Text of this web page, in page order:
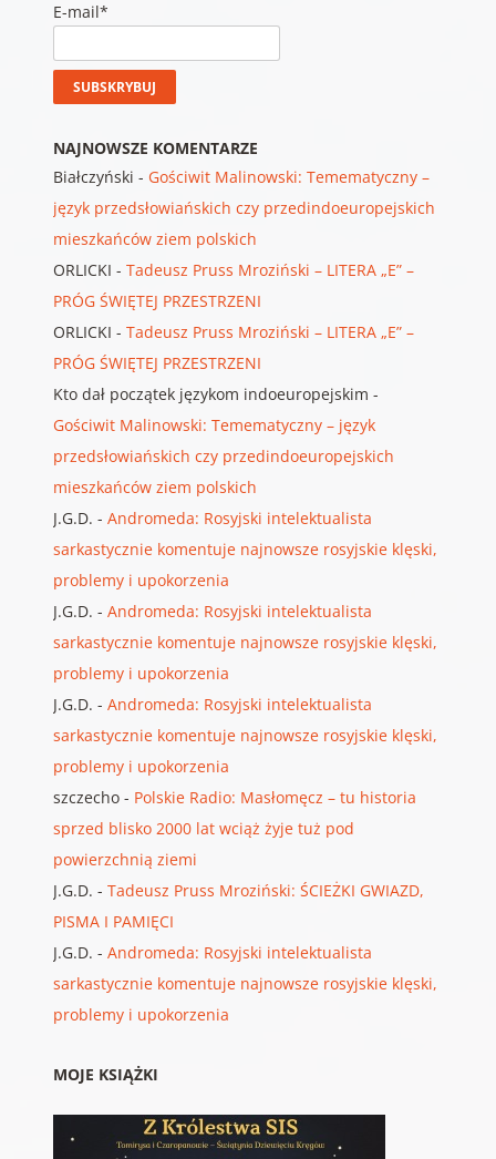
E-mail*
NAJNOWSZE KOMENTARZE
Białczyński - Gościwit Malinowski: Temematyczny –
język przedsłowiańskich czy przedindoeuropejskich
mieszkańców ziem polskich
ORLICKI - Tadeusz Pruss Mroziński – LITERA „E” –
PRÓG ŚWIĘTEJ PRZESTRZENI
ORLICKI - Tadeusz Pruss Mroziński – LITERA „E” –
PRÓG ŚWIĘTEJ PRZESTRZENI
Kto dał początek językom indoeuropejskim -
Gościwit Malinowski: Temematyczny – język
przedsłowiańskich czy przedindoeuropejskich
mieszkańców ziem polskich
J.G.D. - Andromeda: Rosyjski intelektualista
sarkastycznie komentuje najnowsze rosyjskie klęski,
problemy i upokorzenia
J.G.D. - Andromeda: Rosyjski intelektualista
sarkastycznie komentuje najnowsze rosyjskie klęski,
problemy i upokorzenia
J.G.D. - Andromeda: Rosyjski intelektualista
sarkastycznie komentuje najnowsze rosyjskie klęski,
problemy i upokorzenia
szczecho- Polskie Radio: Masłomęcz – tu historia
sprzed blisko 2000 lat wciąż żyje tuż pod
powierzchnią ziemi
J.G.D. - Tadeusz Pruss Mroziński: ŚCIEŻKI GWIAZD,
PISMA I PAMIĘCI
J.G.D. - Andromeda: Rosyjski intelektualista
sarkastycznie komentuje najnowsze rosyjskie klęski,
problemy i upokorzenia
MOJE KSIĄŻKI